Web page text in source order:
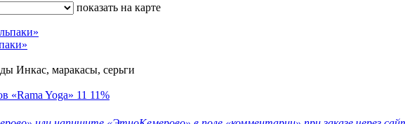
показать на карте
Инкас, маракасы, серьги
11 11%